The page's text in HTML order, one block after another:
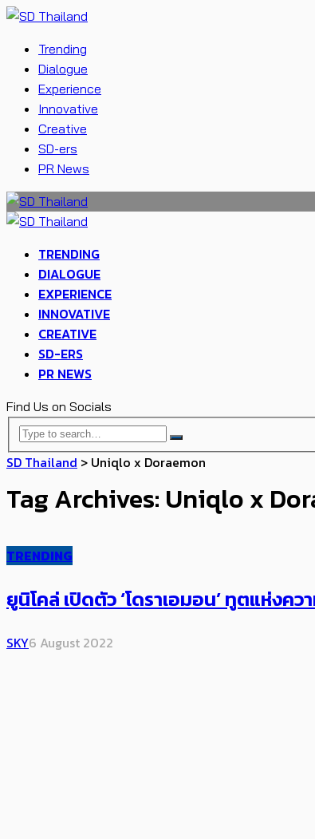
Trending
Dialogue
Experience
Innovative
Creative
SD-ers
PR News
TRENDING
DIALOGUE
EXPERIENCE
INNOVATIVE
CREATIVE
SD-ERS
PR NEWS
Find Us on Socials
SD Thailand > Uniqlo x Doraemon
Tag Archives: Uniqlo x
TRENDING
ยูนิโคล่ เปิดตัว ‘โดราเอมอน’ ทูตแห่งค
SKY6 August 2022